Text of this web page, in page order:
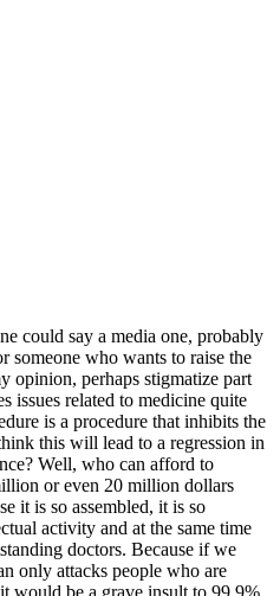
could say a media one, probably
someone who wants to raise the
opinion, perhaps stigmatize part
issues related to medicine quite
is a procedure that inhibits the
this will lead to a regression in
Well, who can afford to
or even 20 million dollars
it is so assembled, it is so
activity and at the same time
doctors. Because if we
only attacks people who are
would be a grave insult to 99.9%